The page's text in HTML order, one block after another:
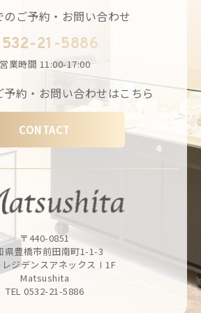
のご予約・お問い合わせ
21-5886
営業時間 11:00-17:00
予約・お問い合わせはこちら
CONTACT
〒440-0851
県豊橋市前田南町1-1-3
レジデンスアネックスⅠ1F
Matsushita
TEL 0532-21-5886